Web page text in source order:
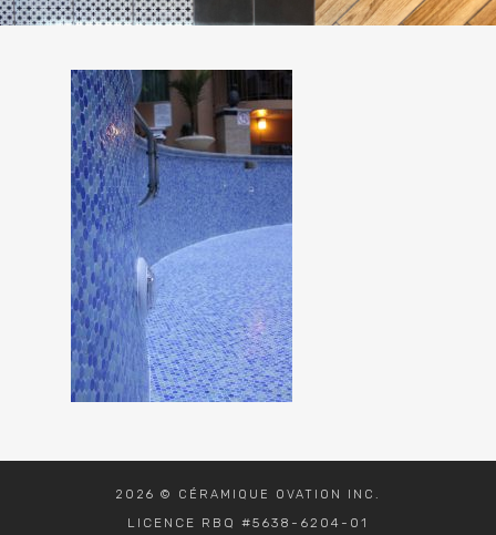
2026 © CÉRAMIQUE OVATION INC.
LICENCE RBQ #5638-6204-01